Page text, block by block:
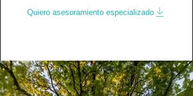
Quiero asesoramiento especializado